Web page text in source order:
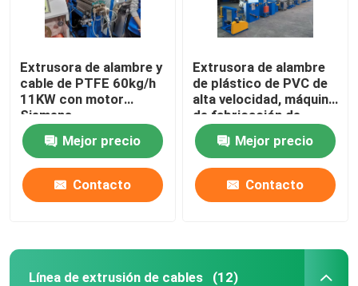
Cabeza transversal del cable
Extrusora de alambre y
cable de PTFE 60kg/h
11KW con motor
Siemens
Mejor precio
Contacto
Extrusora de alambre
de plástico de PVC de
alta velocidad, máquina
de fabricación de
cables de 140 kg / h
Mejor precio
Contacto
Línea de extrusión de cables (12)